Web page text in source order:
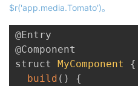
$r('app.media.Tomato')。
@Entry
@Component
struct MyComponent
{
build ( )
{